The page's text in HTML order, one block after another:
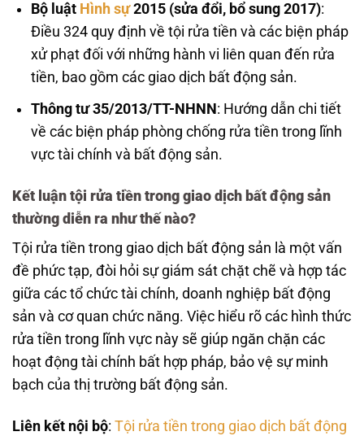
Bộ luật Hình sự2015 (sửa đổi, bổ sung 2017):
Điều 324 quy định về tội rửa tiền và các biện pháp
xử phạt đối với những hành vi liên quan đến rửa
tiền, bao gồm các giao dịch bất động sản.
Thông tư 35/2013/TT-NHNN: Hướng dẫn chi tiết
về các biện pháp phòng chống rửa tiền trong lĩnh
vực tài chính và bất động sản.
Kết luận tội rửa tiền trong giao dịch bất động sản
thường diễn ra như thế nào?
Tội rửa tiền trong giao dịch bất động sản là một vấn
đề phức tạp, đòi hỏi sự giám sát chặt chẽ và hợp tác
giữa các tổ chức tài chính, doanh nghiệp bất động
sản và cơ quan chức năng. Việc hiểu rõ các hình thức
rửa tiền trong lĩnh vực này sẽ giúp ngăn chặn các
hoạt động tài chính bất hợp pháp, bảo vệ sự minh
bạch của thị trường bất động sản.
Liên kết nội bộ: Tội rửa tiền trong giao dịch bất động